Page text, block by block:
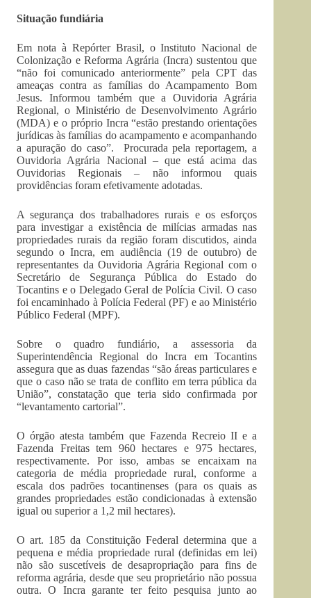
Situação fundiária
Em nota à Repórter Brasil, o Instituto Nacional de
Colonização e Reforma Agrária (Incra) sustentou que
“não foi comunicado anteriormente” pela CPT das
ameaças contra as famílias do Acampamento Bom
Jesus. Informou também que a Ouvidoria Agrária
Regional, o Ministério de Desenvolvimento Agrário
(MDA) e o próprio Incra “estão prestando orientações
jurídicas às famílias do acampamento e acompanhando
a apuração do caso”. Procurada pela reportagem, a
Ouvidoria Agrária Nacional – que está acima das
Ouvidorias Regionais – não informou quais
providências foram efetivamente adotadas.
A segurança dos trabalhadores rurais e os esforços
para investigar a existência de milícias armadas nas
propriedades rurais da região foram discutidos, ainda
segundo o Incra, em audiência (19 de outubro) de
representantes da Ouvidoria Agrária Regional com o
Secretário de Segurança Pública do Estado do
Tocantins e o Delegado Geral de Polícia Civil. O caso
foi encaminhado à Polícia Federal (PF) e ao Ministério
Público Federal (MPF).
Sobre o quadro fundiário, a assessoria da
Superintendência Regional do Incra em Tocantins
assegura que as duas fazendas “são áreas particulares e
que o caso não se trata de conflito em terra pública da
União”, constatação que teria sido confirmada por
“levantamento cartorial”.
O órgão atesta também que Fazenda Recreio II e a
Fazenda Freitas tem 960 hectares e 975 hectares,
respectivamente. Por isso, ambas se encaixam na
categoria de média propriedade rural, conforme a
escala dos padrões tocantinenses (para os quais as
grandes propriedades estão condicionadas à extensão
igual ou superior a 1,2 mil hectares).
O art. 185 da Constituição Federal determina que a
pequena e média propriedade rural (definidas em lei)
não são suscetíveis de desapropriação para fins de
reforma agrária, desde que seu proprietário não possua
outra. O Incra garante ter feito pesquisa junto ao